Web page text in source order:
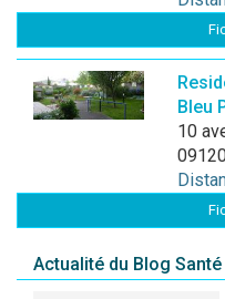
Bleu
10
Actualité du Blog